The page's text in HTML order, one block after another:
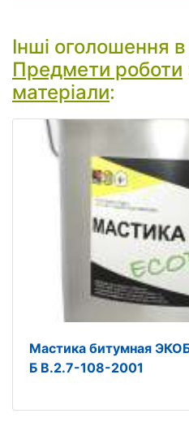
Інші оголошення в
Предмети роботи
матеріали:
Мастика битумная
Б В.2.7-108-2001